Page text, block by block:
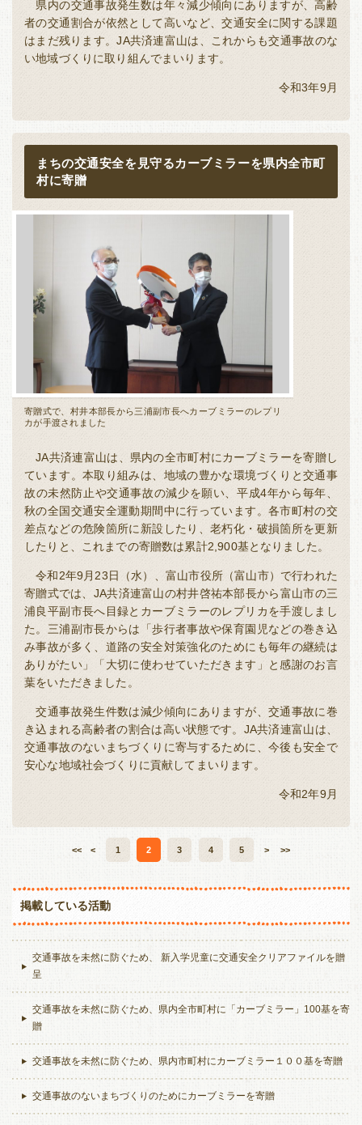
県内の交通事故発生数は年々減少傾向にありますが、高齢
者の交通割合が依然として高いなど、交通安全に関する課題
はまだ残ります。JA共済連富山は、これからも交通事故のな
い地域づくりに取り組んでまいります。
令和3年9月
まちの交通安全を見守るカーブミラーを県内全市町
村に寄贈
寄贈式で、村井本部長から三浦副市長へカーブミラーのレプリ
カが手渡されました
JA共済連富山は、県内の全市町村にカーブミラーを寄贈し
ています。本取り組みは、地域の豊かな環境づくりと交通事
故の未然防止や交通事故の減少を願い、平成4年から毎年、
秋の全国交通安全運動期間中に行っています。各市町村の交
差点などの危険箇所に新設したり、老朽化・破損箇所を更新
したりと、これまでの寄贈数は累計2,900基となりました。
令和2年9月23日（水）、富山市役所（富山市）で行われた
寄贈式では、JA共済連富山の村井啓祐本部長から富山市の三
浦良平副市長へ目録とカーブミラーのレプリカを手渡しまし
た。三浦副市長からは「歩行者事故や保育園児などの巻き込
み事故が多く、道路の安全対策強化のためにも毎年の継続は
ありがたい」「大切に使わせていただきます」と感謝のお言
葉をいただきました。
交通事故発生件数は減少傾向にありますが、交通事故に巻
き込まれる高齢者の割合は高い状態です。JA共済連富山は、
交通事故のないまちづくりに寄与するために、今後も安全で
安心な地域社会づくりに貢献してまいります。
令和2年9月
<< < 1 2 3 4 5 > >>
掲載している活動
交通事故を未然に防ぐため、 新入学児童に交通安全クリアファイルを贈
呈
交通事故を未然に防ぐため、県内全市町村に「カーブミラー」100基を寄
贈
交通事故を未然に防ぐため、県内市町村にカーブミラー１００基を寄贈
交通事故のないまちづくりのためにカーブミラーを寄贈